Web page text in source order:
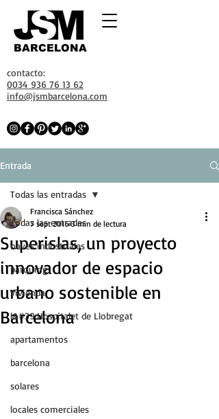
BARCELONA
contacto:
0034 936 76 13 62
info@jsmbarcelona.com
Entrada
Todas las entradas
naves industriales
parquing
vivienda
l&#39;Hospitalet de Llobregat
apartamentos
barcelona
solares
locales comerciales
Todas las entradas
Superislas, un proyecto
innovador de espacio
urbano sostenible en
Barcelona
Francisca Sánchez
7 sept 2016 3 min de lectura